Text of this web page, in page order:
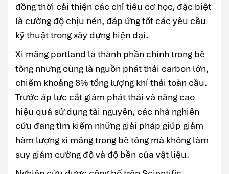
đồng thời cải thiện các chỉ tiêu cơ học, đặc biệt
là cường độ chịu nén, đáp ứng tốt các yêu cầu
kỹ thuật trong xây dựng hiện đại.
Xi măng portland là thành phần chính trong bê
tông nhưng cũng là nguồn phát thải carbon lớn,
chiếm khoảng 8% tổng lượng khí thải toàn cầu.
Trước áp lực cắt giảm phát thải và nâng cao
hiệu quả sử dụng tài nguyên, các nhà nghiên
cứu đang tìm kiếm những giải pháp giúp giảm
hàm lượng xi măng trong bê tông mà không làm
suy giảm cường độ và độ bền của vật liệu.